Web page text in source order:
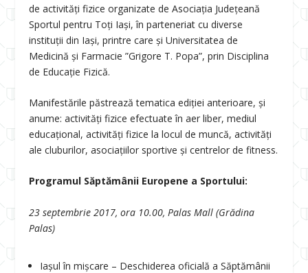
de activități fizice organizate de Asociaţia Judeţeană
Sportul pentru Toţi Iaşi, în parteneriat cu diverse
instituții din Iași, printre care și Universitatea de
Medicină și Farmacie ”Grigore T. Popa”, prin Disciplina
de Educație Fizică.
Manifestările păstrează tematica ediţiei anterioare, şi
anume: activităţi fizice efectuate în aer liber, mediul
educaţional, activităţi fizice la locul de muncă, activităţi
ale cluburilor, asociaţiilor sportive şi centrelor de fitness.
Programul Săptămânii Europene a Sportului:
23 septembrie 2017, ora 10.00, Palas Mall (Grădina
Palas)
Iaşul în mişcare – Deschiderea oficială a Săptămânii